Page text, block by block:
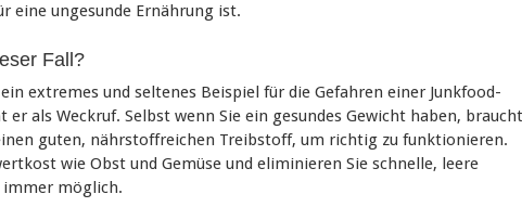
eine ungesunde Ernährung ist.
Fall?
extremes und seltenes Beispiel für die Gefahren einer Junkfood-
er als Weckruf. Selbst wenn Sie ein gesundes Gewicht haben, braucht
guten, nährstoffreichen Treibstoff, um richtig zu funktionieren.
wie Obst und Gemüse und eliminieren Sie schnelle, leere
immer möglich.